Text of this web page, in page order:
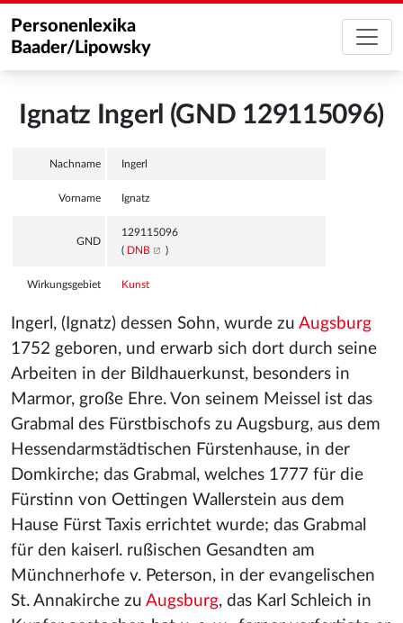
Personenlexika
Baader/Lipowsky
Ignatz Ingerl (GND 129115096)
Nachname Ingerl
Vorname Ignatz
GND
129115096
( DNB )
Wirkungsgebiet Kunst
Ingerl, (Ignatz) dessen Sohn, wurde zu Augsburg
1752 geboren, und erwarb sich dort durch seine
Arbeiten in der Bildhauerkunst, besonders in
Marmor, große Ehre. Von seinem Meissel ist das
Grabmal des Fürstbischofs zu Augsburg, aus dem
Hessendarmstädtischen Fürstenhause, in der
Domkirche; das Grabmal, welches 1777 für die
Fürstinn von Oettingen Wallerstein aus dem
Hause Fürst Taxis errichtet wurde; das Grabmal
für den kaiserl. rußischen Gesandten am
Münchnerhofe v. Peterson, in der evangelischen
St. Annakirche zu Augsburg, das Karl Schleich in